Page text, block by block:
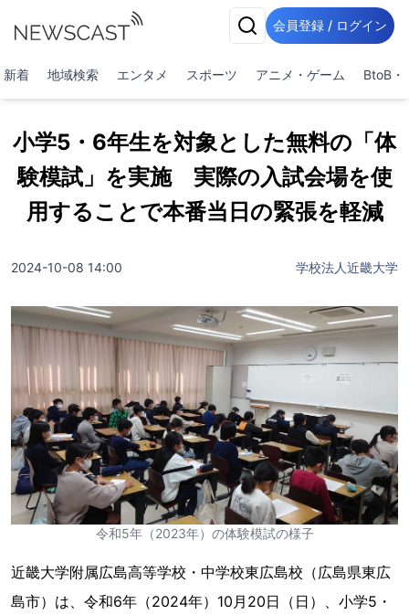
会員登録 / ログイン
新着 地域検索 エンタメ スポーツ アニメ・ゲーム BtoB・
小学5・6年生を対象とした無料の「体
験模試」を実施 実際の入試会場を使
用することで本番当日の緊張を軽減
2024-10-08 14:00 学校法人近畿大学
令和5年（2023年）の体験模試の様子
近畿大学附属広島高等学校・中学校東広島校（広島県東広
島市）は、令和6年（2024年）10月20日（日）、小学5・